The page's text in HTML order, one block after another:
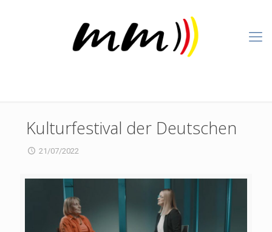
Kulturfestival der Deutschen
21/07/2022